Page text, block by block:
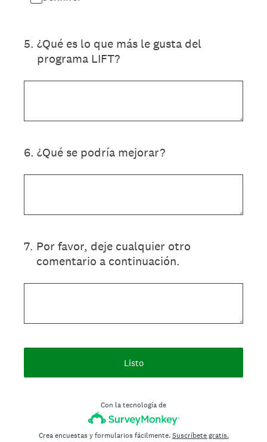
5. ¿Qué es lo que más le gusta del
programa LIFT?
6. ¿Qué se podría mejorar?
7. Por favor, deje cualquier otro
comentario a continuación.
Listo
Con la tecnología de
Crea encuestas y formularios fácilmente.Suscríbete gratis.